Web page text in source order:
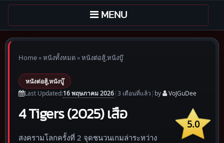
Skip to content
TOGGLE
NAVIGATION
MENU
Home»หนังทั้งหมด»หนังต่อสู้,หนังบู๊
หนังต่อสู้,หนังบู๊
Last Updated:16 พฤษภาคม 2026|3 เดือนที่แล้ว | by VoJGuDee
5.0
4 Tigers (2025) เสือ
สงครามโลกครั้งที่ 2 จุดชนวนเกมล่าระหว่าง